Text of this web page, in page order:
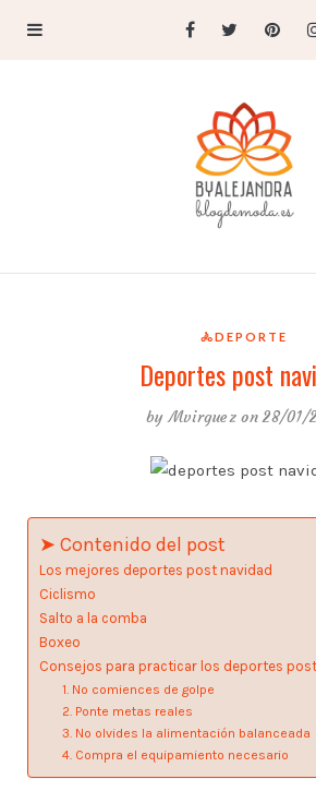
🚴DEPORTE
Deportes post
byMvirguez on 28/01/
➤ Contenido del post
Los mejores deportes post navidad
Ciclismo
Salto a la comba
Boxeo
Consejos para practicar los deportes
1. No comiences de golpe
2. Ponte metas reales
3. No olvides la alimentación balanceada
4. Compra el equipamiento necesario